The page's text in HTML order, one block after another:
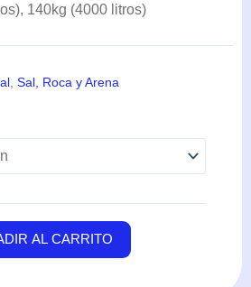
140kg (4000 litros)
Sal, Roca y Arena
AL CARRITO